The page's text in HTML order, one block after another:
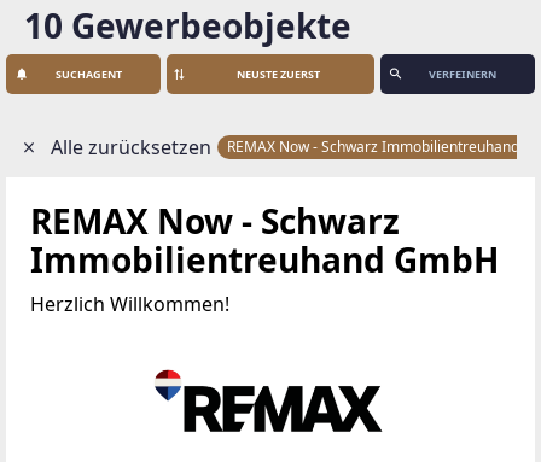
10 Gewerbeobjekte
SUCHAGENT VERFEINERN
Alle zurücksetzen REMAX Now - Schwarz Immobilientreuhand
REMAX Now - Schwarz
Immobilientreuhand GmbH
Herzlich Willkommen!